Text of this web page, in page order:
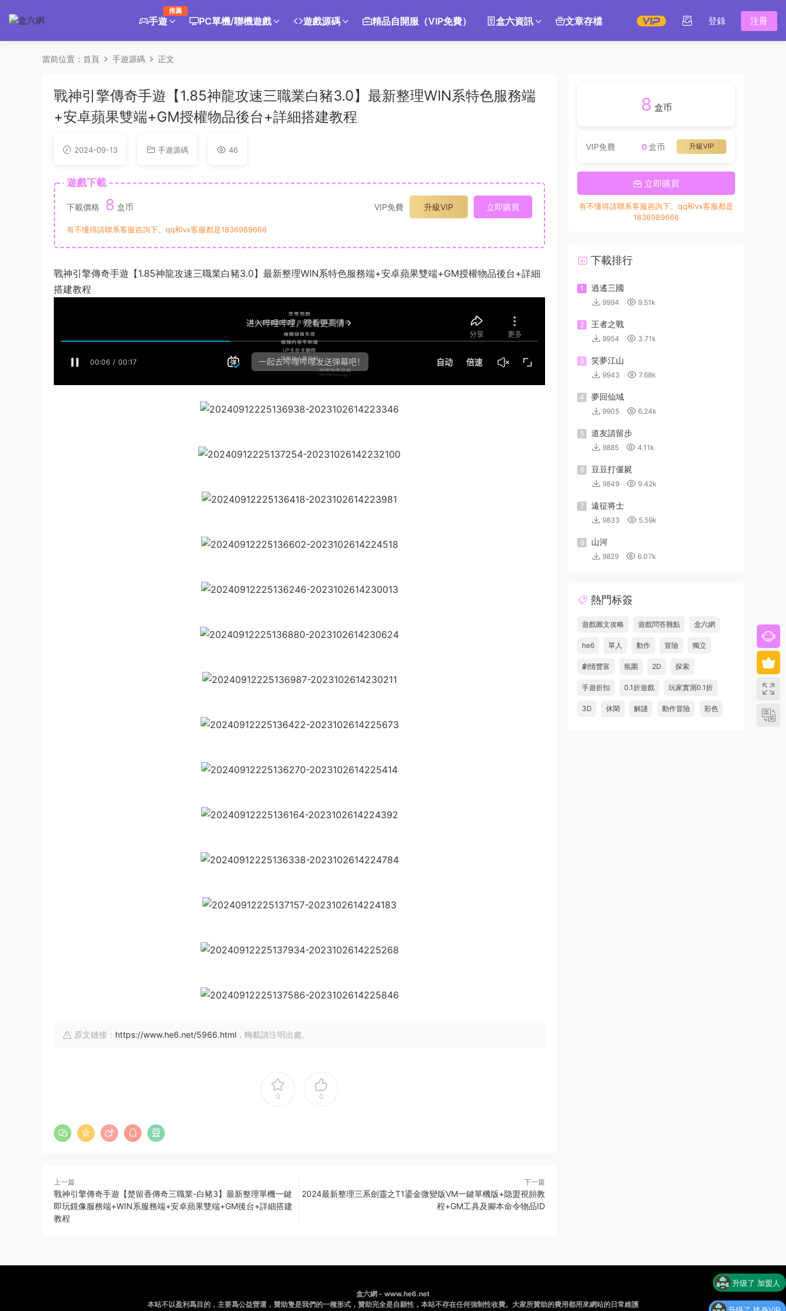
手遊
推薦
PC單機/聯機遊戲 遊戲源碼 精品自開服（VIP免費） 盒六資訊 文章存檔 登錄 注冊
當前位置： 首頁 手遊源碼 正文
戰神引擎傳奇手遊【1.85神龍攻速三職業白豬3.0】最新整理WIN系特色服務端
+安卓蘋果雙端+GM授權物品後台+詳細搭建教程
2024-09-13 手遊源碼 46
遊戲下載
下載價格 8 盒币 VIP免費 升級VIP 立即購買
有不懂得請聯系客服咨詢下。qq和vx客服都是1836989666
戰神引擎傳奇手遊【1.85神龍攻速三職業白豬3.0】最新整理WIN系特色服務端+安卓蘋果雙端+GM授權物品後台+詳細
搭建教程
原文鏈接： https://www.he6.net/5966.html ，轉載請注明出處。
0 0
上一篇
戰神引擎傳奇手遊【楚留香傳奇三職業-白豬3】最新整理單機一鍵
即玩鏡像服務端+WIN系服務端+安卓蘋果雙端+GM後台+詳細搭建
教程
下一篇
2024最新整理三系劍靈之T1鎏金微變版VM一鍵單機版+隐盟視頻教
程+GM工具及腳本命令物品ID
8 盒币
VIP免費 升級VIP
0盒币
立即購買
有不懂得請聯系客服咨詢下。qq和vx客服都是
1836989666
下載排行
1 逍遙三國
9994 9.51k
2 王者之戰
9954 3.71k
3 笑夢江山
9943 7.68k
4 夢回仙域
9905 6.24k
5 道友請留步
9885 4.11k
6 豆豆打僵屍
9849 9.42k
7 遠征将士
9833 5.59k
8 山河
9829 6.07k
熱門标簽
遊戲圖文攻略 遊戲問答難點 盒六網
he6 單人 動作 冒險 獨立
劇情豐富 氛圍 2D 探索
手遊折扣 0.1折遊戲 玩家實測0.1折
3D 休閑 解謎 動作冒險 彩色
盒六網 - www.he6.net
本站不以盈利爲目的，主要爲公益營運，贊助隻是我們的一種形式，贊助完全是自願性，本站不存在任何強制性收費。大家所贊助的費用都用來網站的日常維護
升级了 加盟人